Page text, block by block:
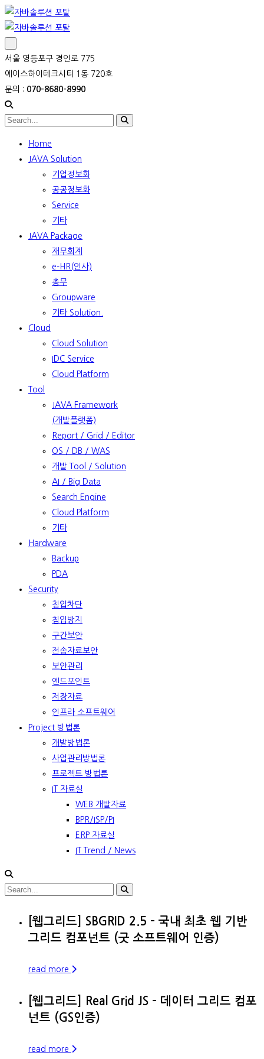
서울 영등포구 경인로 775
에이스하이테크시티 1동 720호
문의 : 070-8680-8990
Home
JAVA Solution
기업정보화
공공정보화
Service
기타
JAVA Package
재무회계
e-HR(인사)
총무
Groupware
기타 Solution.
Cloud
Cloud Solution
IDC Service
Cloud Platform
Tool
JAVA Framework
(개발플랫폼)
Report / Grid / Editor
OS / DB / WAS
개발 Tool / Solution
AI / Big Data
Search Engine
Cloud Platform
기타
Hardware
Backup
PDA
Security
침입차단
침입방지
구간보안
전송자료보안
보안관리
엔드포인트
저장자료
인프라 소프트웨어
Project 방법론
개발방법론
사업관리방법론
프로젝트 방법론
IT 자료실
WEB 개발자료
BPR/ISP/PI
ERP 자료실
IT Trend / News
[웹그리드] SBGRID 2.5 – 국내 최초 웹 기반
그리드 컴포넌트 (굿 소프트웨어 인증)
read more
[웹그리드] Real Grid JS – 데이터 그리드 컴포
넌트 (GS인증)
read more